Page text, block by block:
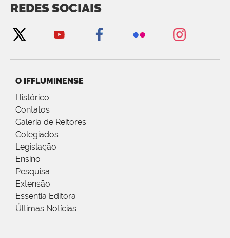
REDES SOCIAIS
O IFFLUMINENSE
Histórico
Contatos
Galeria de Reitores
Colegiados
Legislação
Ensino
Pesquisa
Extensão
Essentia Editora
Últimas Notícias